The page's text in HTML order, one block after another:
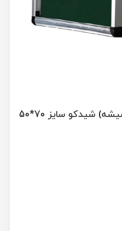
تابلو اعلانات شیشه‌خور (بدون شیشه) شیدکو سایز 70*50